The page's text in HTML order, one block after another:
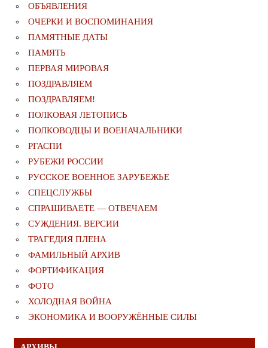
ОБЪЯВЛЕНИЯ
ОЧЕРКИ И ВОСПОМИНАНИЯ
ПАМЯТНЫЕ ДАТЫ
ПАМЯТЬ
ПЕРВАЯ МИРОВАЯ
ПОЗДРАВЛЯЕМ
ПОЗДРАВЛЯЕМ!
ПОЛКОВАЯ ЛЕТОПИСЬ
ПОЛКОВОДЦЫ И ВОЕНАЧАЛЬНИКИ
РГАСПИ
РУБЕЖИ РОССИИ
РУССКОЕ ВОЕННОЕ ЗАРУБЕЖЬЕ
СПЕЦСЛУЖБЫ
СПРАШИВАЕТЕ — ОТВЕЧАЕМ
СУЖДЕНИЯ. ВЕРСИИ
ТРАГЕДИЯ ПЛЕНА
ФАМИЛЬНЫЙ АРХИВ
ФОРТИФИКАЦИЯ
ФОТО
ХОЛОДНАЯ ВОЙНА
ЭКОНОМИКА И ВООРУЖЁННЫЕ СИЛЫ